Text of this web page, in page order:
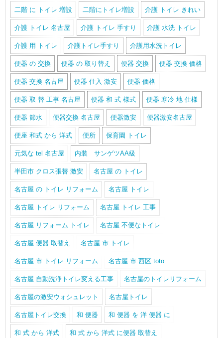
二階 に トイレ 増設 二階にトイレ増設 介護 トイレ きれい
介護 トイレ 名古屋 介護 トイレ 手すり 介護 水洗 トイレ
介護 用 トイレ 介護トイレ手すり 介護用水洗トイレ
便器 の 交換 便器 の 取り替え 便器 交換 便器 交換 価格
便器 交換 名古屋 便器 仕入 激安 便器 価格
便器 取 替 工事 名古屋 便器 和 式 様式 便器 寒冷 地 仕様
便器 節水 便器交換 名古屋 便器激安 便器激安名古屋
便座 和式 から 洋式 便所 保育園 トイレ
元気な tel 名古屋 内装 サンゲツAA級
半田市 クロス張替 激安 名古屋 の トイレ
名古屋 の トイレ リフォーム 名古屋 トイレ
名古屋 トイレ リフォーム 名古屋 トイレ 工事
名古屋 リフォーム トイレ 名古屋 不便なトイレ
名古屋 便器 取替え 名古屋 市 トイレ
名古屋 市 トイレ リフォーム 名古屋 市 西区 toto
名古屋 自動洗浄トイレ変える工事 名古屋のトイレリフォーム
名古屋の激安ウォシュレット 名古屋トイレ
名古屋トイレ交換 和 便器 和 便器 を 洋 便器 に
和 式 から 洋式 和 式 から 洋式 に便器 取替え